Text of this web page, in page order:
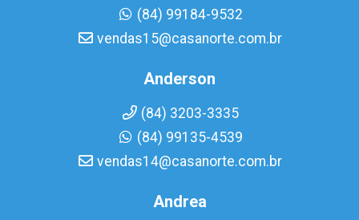
(84) 99184-9532
vendas15@casanorte.com.br
Anderson
(84) 3203-3335
(84) 99135-4539
vendas14@casanorte.com.br
Andrea